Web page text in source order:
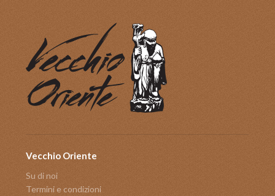
Vecchio Oriente
Su di noi
Termini e condizioni